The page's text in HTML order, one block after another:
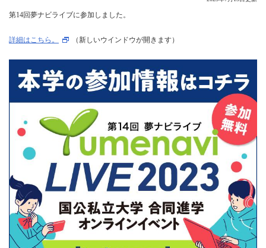
第14回夢ナビライブに参加しました。
詳細はこちら。 （新しいウインドウが開きます）